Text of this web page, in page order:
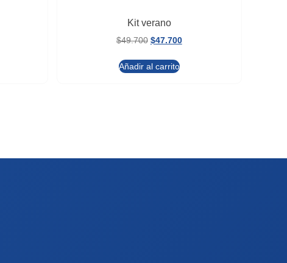
Kit verano
$49.700 $47.700
Añadir al carrito